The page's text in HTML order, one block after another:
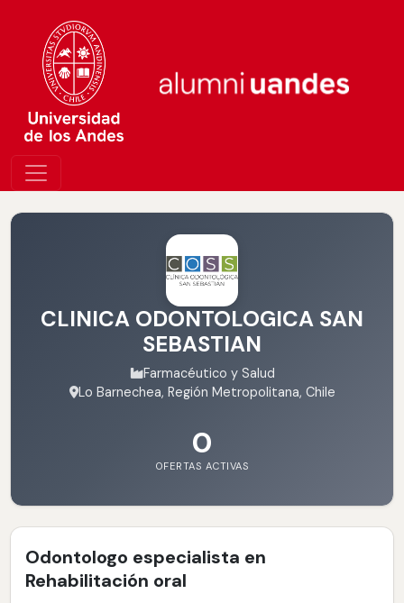
CLINICA ODONTOLOGICA SAN
SEBASTIAN
Farmacéutico y Salud
Lo Barnechea, Región Metropolitana, Chile
0
OFERTAS ACTIVAS
Odontologo especialista en
Rehabilitación oral